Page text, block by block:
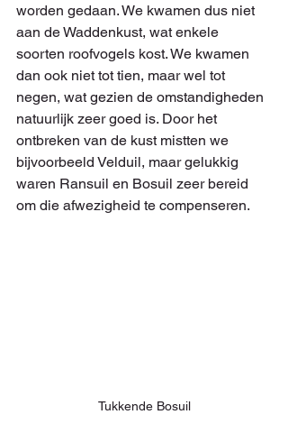
worden gedaan. We kwamen dus niet
aan de Waddenkust, wat enkele
soorten roofvogels kost. We kwamen
dan ook niet tot tien, maar wel tot
negen, wat gezien de omstandigheden
natuurlijk zeer goed is. Door het
ontbreken van de kust mistten we
bijvoorbeeld Velduil, maar gelukkig
waren Ransuil en Bosuil zeer bereid
om die afwezigheid te compenseren.
Tukkende Bosuil